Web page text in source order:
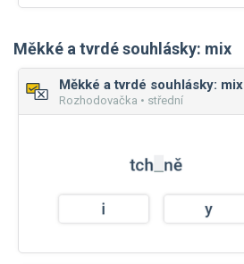
Měkké a tvrdé souhlásky: mix
Měkké a tvrdé souhlásky: mix
Rozhodovačka • střední